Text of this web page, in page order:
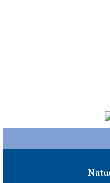
Het Veerse Meer